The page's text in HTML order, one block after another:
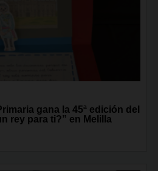
gana la 45ª edición del
rey para ti?” en Melilla